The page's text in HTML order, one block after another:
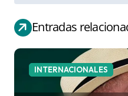
a
c
Entradas
INTERNACIONALES